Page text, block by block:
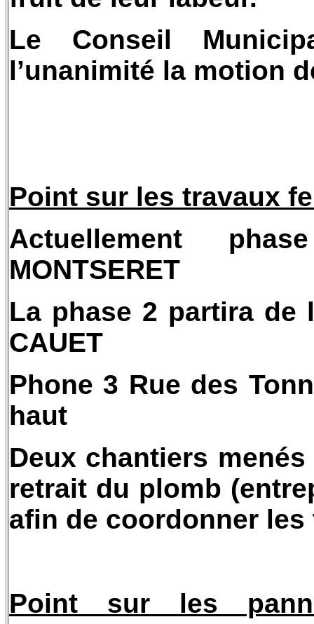
Le Conseil
l’unanimité la motion
Point sur les travaux
Actuellement
MONTSERET
La phase 2 partira de
CAUET
Phone 3 Rue des
haut
Deux chantiers
retrait du plomb
afin de coordonner les
Point sur les